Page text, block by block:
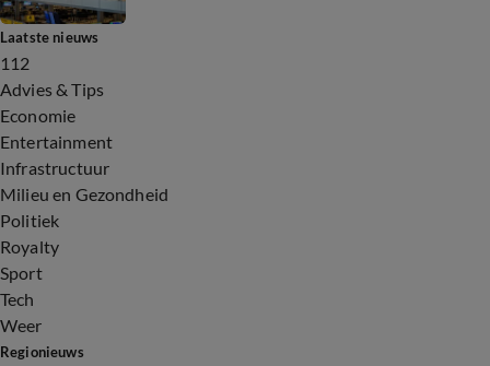
Laatste nieuws
112
Advies & Tips
Economie
Entertainment
Infrastructuur
Milieu en Gezondheid
Politiek
Royalty
Sport
Tech
Weer
Regionieuws